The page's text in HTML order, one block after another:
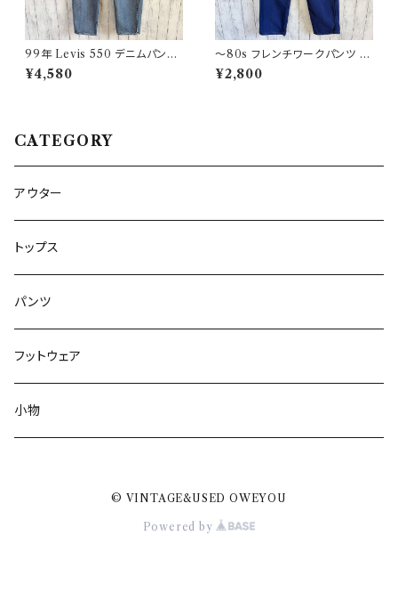
99年 Levis 550 デニムパンツ
ワイドデニム リーバイス ヴィン
テージ 21
¥4,580
〜80s フレンチワークパンツ ユ
ーロワーク コットンパンツ
¥2,800
CATEGORY
アウター
トップス
パンツ
フットウェア
小物
© VINTAGE&USED OWEYOU
Powered by